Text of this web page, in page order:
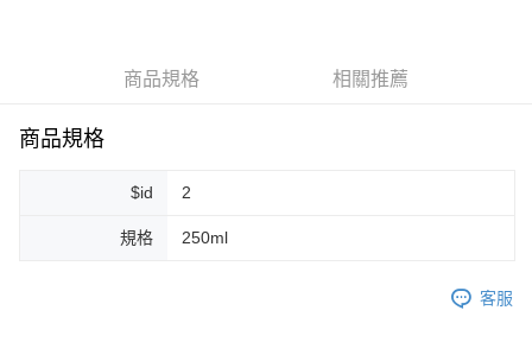
運送方式
商品規格 相關推薦
商品規格
$id 2
規格 250ml
客服